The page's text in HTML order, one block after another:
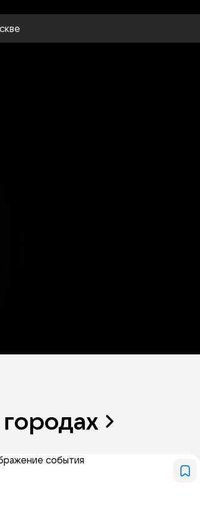
городах